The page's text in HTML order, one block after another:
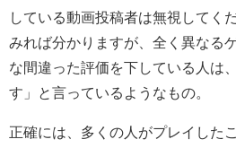
している動画投稿者は無視してく
みれば分かりますが、全く異なる
な間違った評価を下している人は
す」と言っているようなもの。
正確には、多くの人がプレイした